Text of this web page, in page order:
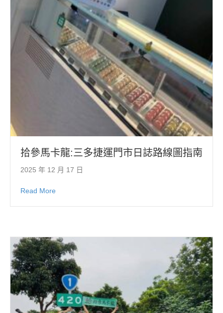
拾參馬卡龍:三多捷運門市日誌路線圖指南
2025 年 12 月 17 日
Read More